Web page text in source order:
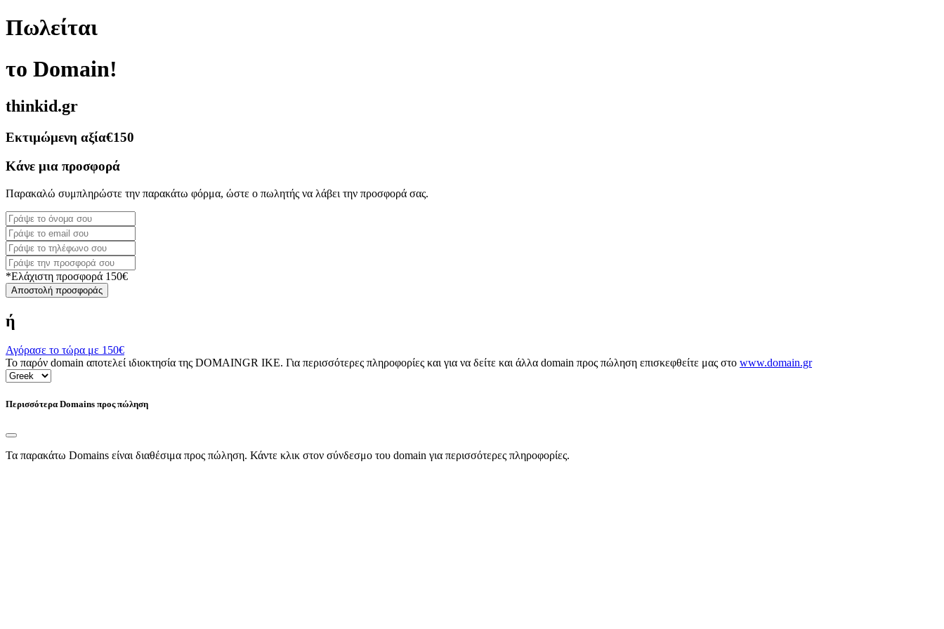
Πωλείται
το Domain!
thinkid.gr
Εκτιμώμενη αξία€150
Κάνε μια προσφορά
Παρακαλώ συμπληρώστε την παρακάτω φόρμα, ώστε ο πωλητής να λάβει την προσφορά σας.
*Ελάχιστη προσφορά 150€
Αποστολή προσφοράς
ή
Αγόρασε το τώρα με 150€
Το παρόν domain αποτελεί ιδιοκτησία της DOMAINGR ΙΚΕ. Για περισσότερες πληροφορίες και για να δείτε και άλλα domain προς πώληση επισκεφθείτε μας στο www.domain.gr
Περισσότερα Domains προς πώληση
Τα παρακάτω Domains είναι διαθέσιμα προς πώληση. Κάντε κλικ στον σύνδεσμο του domain για περισσότερες πληροφορίες.